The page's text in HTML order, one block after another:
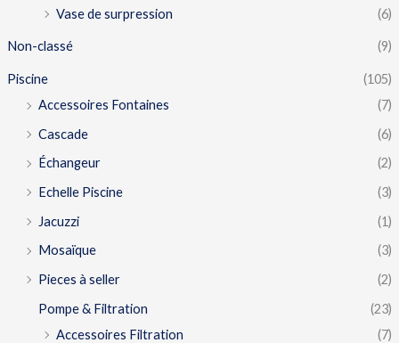
Vase de surpression
(6)
Non-classé (9)
Piscine
(105)
Accessoires Fontaines
(7)
Cascade
(6)
Échangeur
(2)
Echelle Piscine
(3)
Jacuzzi
(1)
Mosaïque
(3)
Pieces à seller
(2)
Pompe & Filtration
(23)
Accessoires Filtration
(7)